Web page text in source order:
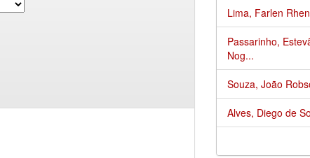
Lima, Farlen
Passarinho,
Nog...
Souza, João
Alves, Diego de